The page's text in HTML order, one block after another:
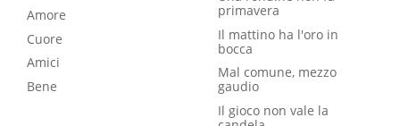
Amore
Cuore
Amici
Bene
primavera
Il mattino ha l'oro in
bocca
Mal comune, mezzo
gaudio
Il gioco non vale la